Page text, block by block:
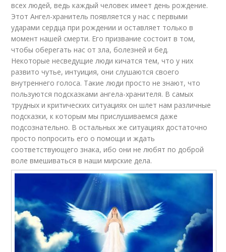
всех людей, ведь каждый человек имеет день рождение.
Этот Ангел-хранитель появляется у нас с первыми
ударами сердца при рождении и оставляет только в
момент нашей смерти. Его призвание состоит в том,
чтобы оберегать нас от зла, болезней и бед.
Некоторые несведущие люди кичатся тем, что у них
развито чутье, интуиция, они слушаются своего
внутреннего голоса. Такие люди просто не знают, что
пользуются подсказками ангела-хранителя. В самых
трудных и критических ситуациях он шлет нам различные
подсказки, к которым мы прислушиваемся даже
подсознательно. В остальных же ситуациях достаточно
просто попросить его о помощи и ждать
соответствующего знака, ибо они не любят по доброй
воле вмешиваться в наши мирские дела.